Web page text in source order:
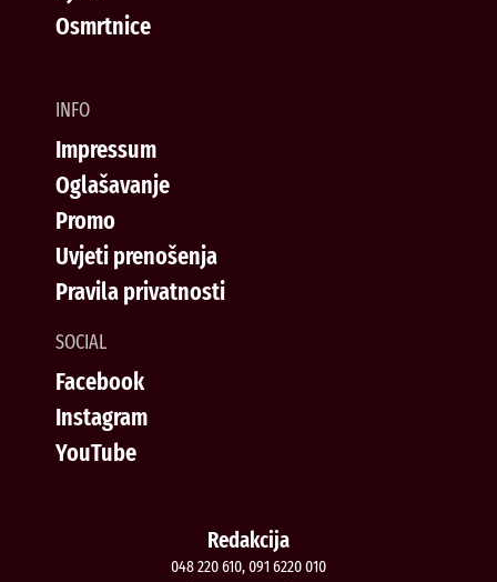
Osmrtnice
INFO
Impressum
Oglašavanje
Promo
Uvjeti prenošenja
Pravila privatnosti
SOCIAL
Facebook
Instagram
YouTube
Redakcija
048 220 610, 091 6220 010